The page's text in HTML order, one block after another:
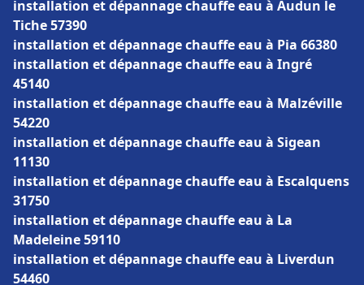
installation et dépannage chauffe eau à Audun le
Tiche 57390
installation et dépannage chauffe eau à Pia 66380
installation et dépannage chauffe eau à Ingré
45140
installation et dépannage chauffe eau à Malzéville
54220
installation et dépannage chauffe eau à Sigean
11130
installation et dépannage chauffe eau à Escalquens
31750
installation et dépannage chauffe eau à La
Madeleine 59110
installation et dépannage chauffe eau à Liverdun
54460